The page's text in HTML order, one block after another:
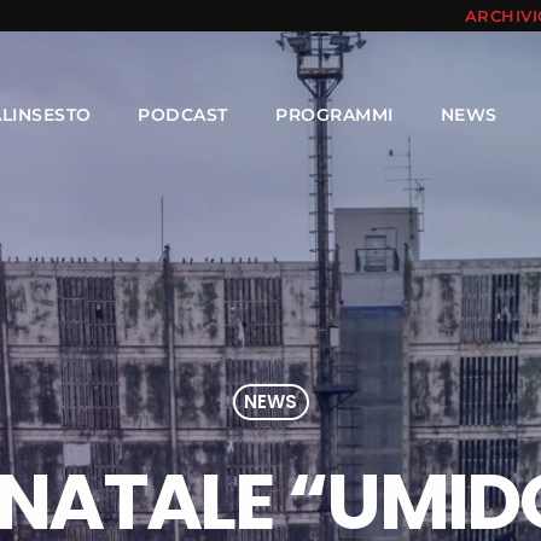
PODCAST PROGRAMMI NEWS
NEWS